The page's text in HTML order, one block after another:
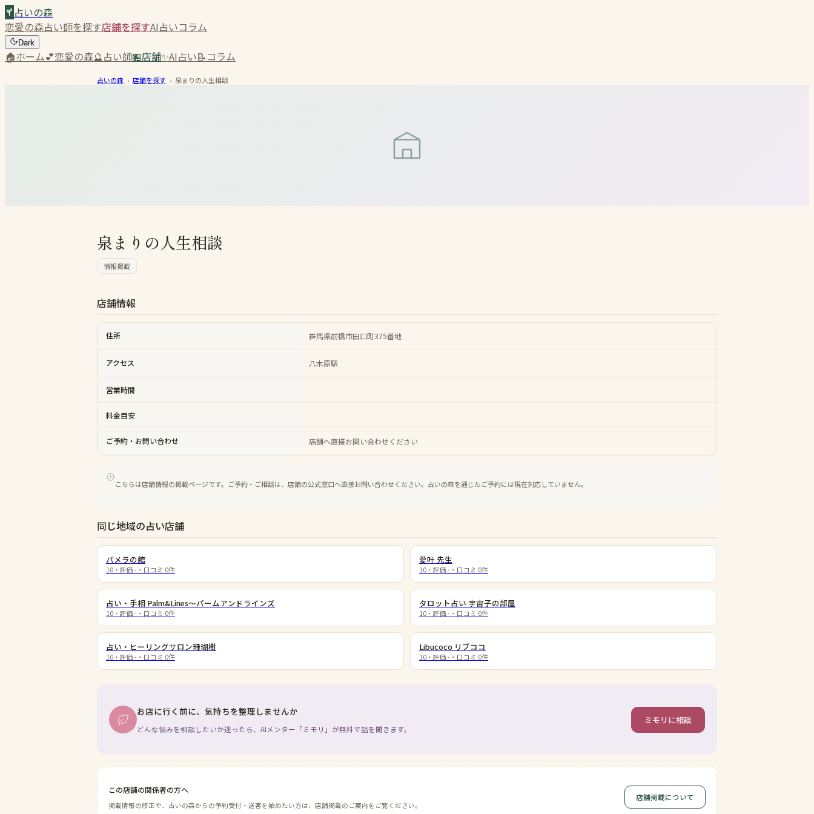
占いの森
恋愛の森占い師を探す店舗を探すAI占いコラム
Dark
🏠ホーム💕恋愛の森🔮占い師🏪店舗✨AI占い📝コラム
占いの森 › 店舗を探す › 泉まりの人生相談
泉まりの人生相談
情報掲載
店舗情報
住所 群馬県前橋市田口町375番地
アクセス 八木原駅
営業時間
料金目安
ご予約・お問い合わせ 店舗へ直接お問い合わせください
こちらは店舗情報の掲載ページです。ご予約・ご相談は、店舗の公式窓口へ直接お問い合わせください。占いの森を通じたご予約には現在対応していません。
同じ地域の占い店舗
パメラの館
10 ・評価 - ・口コミ 0件
愛叶 先生
10 ・評価 - ・口コミ 0件
占い・手相 Palm&Lines～パームアンドラインズ
10 ・評価 - ・口コミ 0件
タロット占い 宇宙子の部屋
10 ・評価 - ・口コミ 0件
占い・ヒーリングサロン珊瑚樹
10 ・評価 - ・口コミ 0件
Libucoco リブココ
10 ・評価 - ・口コミ 0件
お店に行く前に、気持ちを整理しませんか
どんな悩みを相談したいか迷ったら、AIメンター「ミモリ」が無料で話を聞きます。
ミモリに相談
この店舗の関係者の方へ
掲載情報の修正や、占いの森からの予約受付・送客を始めたい方は、店舗掲載のご案内をご覧ください。
店舗掲載について